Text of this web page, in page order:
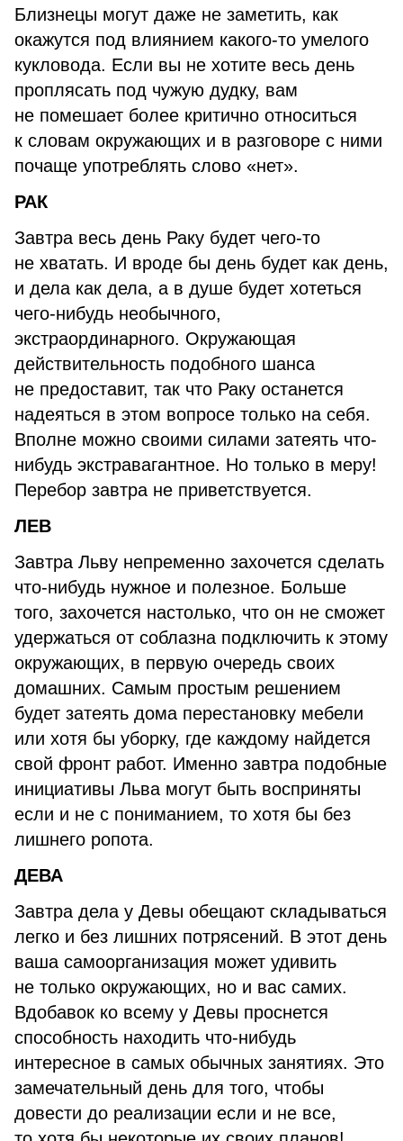
Близнецы могут даже не заметить, как
окажутся под влиянием какого-то умелого
кукловода. Если вы не хотите весь день
проплясать под чужую дудку, вам
не помешает более критично относиться
к словам окружающих и в разговоре с ними
почаще употреблять слово «нет».
РАК
Завтра весь день Раку будет чего-то
не хватать. И вроде бы день будет как день,
и дела как дела, а в душе будет хотеться
чего-нибудь необычного,
экстраординарного. Окружающая
действительность подобного шанса
не предоставит, так что Раку останется
надеяться в этом вопросе только на себя.
Вполне можно своими силами затеять что-
нибудь экстравагантное. Но только в меру!
Перебор завтра не приветствуется.
ЛЕВ
Завтра Льву непременно захочется сделать
что-нибудь нужное и полезное. Больше
того, захочется настолько, что он не сможет
удержаться от соблазна подключить к этому
окружающих, в первую очередь своих
домашних. Самым простым решением
будет затеять дома перестановку мебели
или хотя бы уборку, где каждому найдется
свой фронт работ. Именно завтра подобные
инициативы Льва могут быть восприняты
если и не с пониманием, то хотя бы без
лишнего ропота.
ДЕВА
Завтра дела у Девы обещают складываться
легко и без лишних потрясений. В этот день
ваша самоорганизация может удивить
не только окружающих, но и вас самих.
Вдобавок ко всему у Девы проснется
способность находить что-нибудь
интересное в самых обычных занятиях. Это
замечательный день для того, чтобы
довести до реализации если и не все,